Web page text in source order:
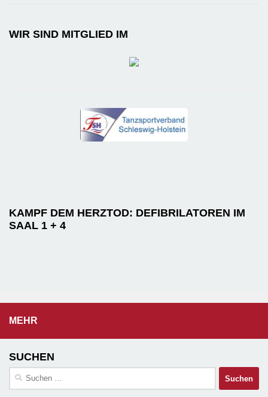
WIR SIND MITGLIED IM
KAMPF DEM HERZTOD: DEFIBRILATOREN IM
SAAL 1 + 4
MEHR
SUCHEN
Suchen